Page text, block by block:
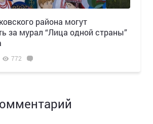
района могут
за мурал “Лица одной страны”
772